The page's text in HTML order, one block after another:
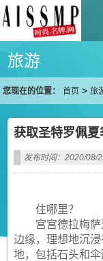
旅游
您现在的位置： 首页 >旅
获取圣特罗佩夏
发布时间：2020/08/
住哪里？
宫宫德拉梅
边缘，理想地沉
地，包括石头和